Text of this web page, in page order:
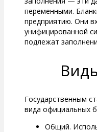
переменными.
предприятию. Они
унифицированной
подлежат
Государственным
вида официальных
Общий.